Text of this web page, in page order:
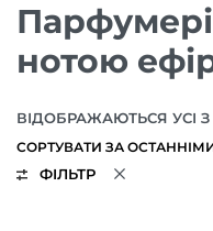
нотою
ВІДОБРАЖАЮТЬСЯ УСІ З
ФІЛЬТР